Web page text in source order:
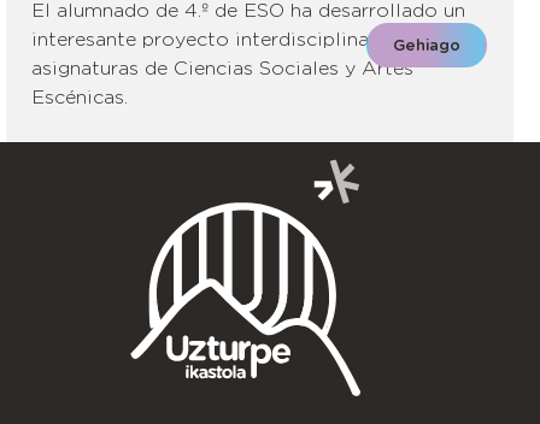
El alumnado de 4.º de ESO ha desarrollado un
interesante proyecto interdisciplinar entre las
asignaturas de Ciencias Sociales y Artes
Escénicas.
Gehiago